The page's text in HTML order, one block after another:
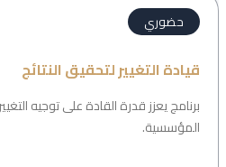
حضوري
قيادة التغيير لتحقيق النتائج
برنامج يعزز قدرة القادة على توجيه
المؤسسية.